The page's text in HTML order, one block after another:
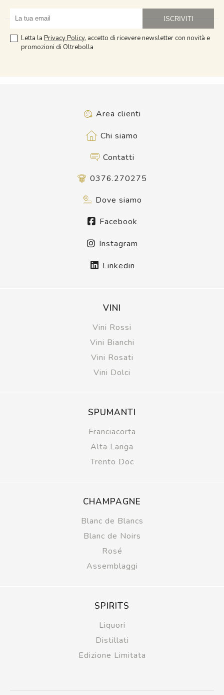
Letta la Privacy Policy, accetto di ricevere newsletter con novità e
promozioni di Oltrebolla
Area clienti
Chi siamo
Contatti
0376.270275
Dove siamo
Facebook
Instagram
Linkedin
VINI
Vini Rossi
Vini Bianchi
Vini Rosati
Vini Dolci
SPUMANTI
Franciacorta
Alta Langa
Trento Doc
CHAMPAGNE
Blanc de Blancs
Blanc de Noirs
Rosé
Assemblaggi
SPIRITS
Liquori
Distillati
Edizione Limitata